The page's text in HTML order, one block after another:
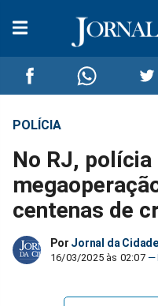
Compartilhar
no
Facebook
Compartilhar
no
Whatsapp
no
POLÍCIA
No RJ,
centenas de
Por Jornal da
16/03/2025 às 02:07